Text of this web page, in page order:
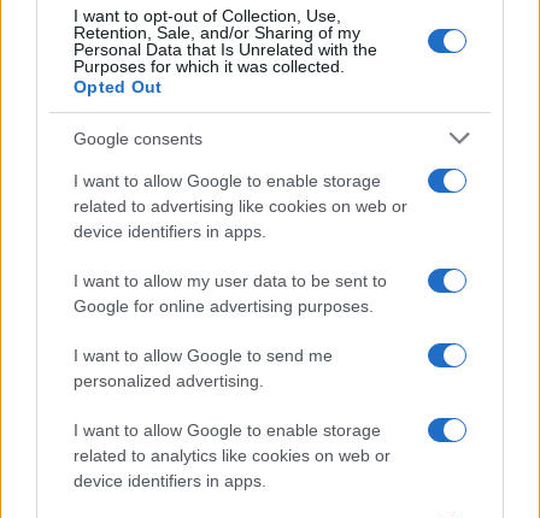
I want to opt-out of Collection, Use,
Retention, Sale, and/or Sharing of my
Personal Data that Is Unrelated with the
Purposes for which it was collected.
Opted Out
Google consents
I want to allow Google to enable storage
related to advertising like cookies on web or
device identifiers in apps.
I want to allow my user data to be sent to
Google for online advertising purposes.
I want to allow Google to send me
personalized advertising.
I want to allow Google to enable storage
related to analytics like cookies on web or
device identifiers in apps.
sole, si è detto — e sono finiti al centro di bonarie
prese in giro.Vacanze romane, versione
cardinalizia.
Luigi Bisignani, Il Tempo, 3 maggio 2025
Nicolaporro.it è anche su Whatsapp. È sufficiente
cliccare qui per iscriversi al canale ed essere sempre
#CONCLAVE #VATICANO
Leggi i commenti